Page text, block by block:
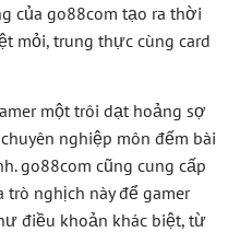
của go88com tạo ra thời
mỏi, trung thực cùng card
một trôi dạt hoảng sợ
nghiệp môn đếm bài
go88com cũng cung cấp
nghịch này để gamer
điều khoản khác biệt, từ